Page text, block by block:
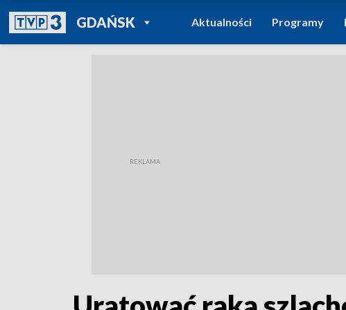
GDAŃSKPOWRÓT DO
TVP REGIONY
Aktualności Programy